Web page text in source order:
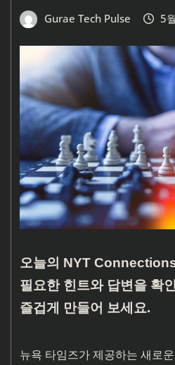
Gurae Tech Pulse 5
오늘의 NYT
필요한 힌트와 답변을 확
즐겁게 만들어 보세요.
뉴욕 타임즈가 제공하는 새로